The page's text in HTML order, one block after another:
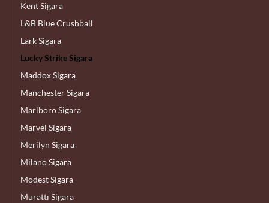
Kent Sigara
L&B Blue Crushball
Lark Sigara
Lucky Strike Sigara
Maddox Sigara
Manchester Sigara
Marlboro Sigara
Marvel Sigara
Merilyn Sigara
Milano Sigara
Modest Sigara
Murattı Sigara